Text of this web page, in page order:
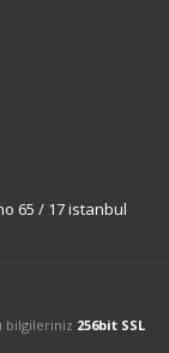
65 / 17 istanbul
bilgileriniz 256bit SSL